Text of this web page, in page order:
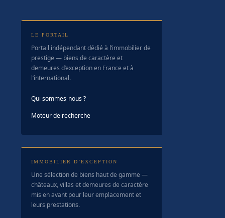
LE PORTAIL
Portail indépendant dédié à l’immobilier de
prestige — biens de caractère et
demeures d’exception en France et à
l’international.
Qui sommes-nous ?
Moteur de recherche
IMMOBILIER D’EXCEPTION
Une sélection de biens haut de gamme —
châteaux, villas et demeures de caractère
mis en avant pour leur emplacement et
leurs prestations.